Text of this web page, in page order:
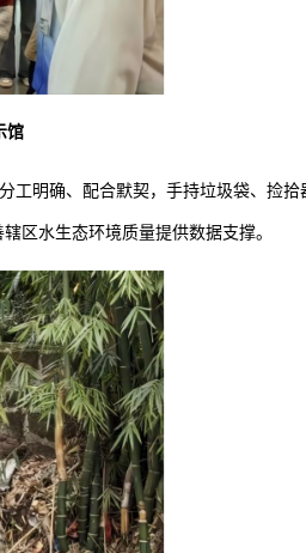
馆
工明确、配合默契，手持垃圾袋、捡
区水生态环境质量提供数据支撑。